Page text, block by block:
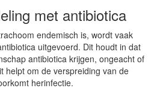
met antibiotica
endemisch is, wordt vaak
uitgevoerd. Dit houdt in dat
antibiotica krijgen, ongeacht of
helpt om de verspreiding van de
herinfectie.